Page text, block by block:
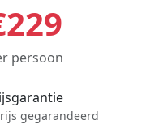
persoon
gegarandeerd